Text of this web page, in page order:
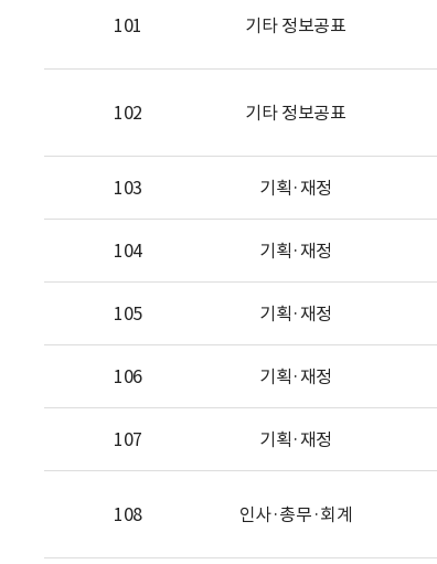
101 기타 정보공표
102 기타 정보공표
103 기획·재정
104 기획·재정
105 기획·재정
106 기획·재정
107 기획·재정
108 인사·총무·회계